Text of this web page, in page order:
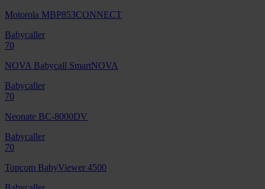
Motorola MBP853CONNECT
Babycaller
70
NOVA Babycall SmartNOVA
Babycaller
70
Neonate BC-8000DV
Babycaller
70
Topcom BabyViewer 4500